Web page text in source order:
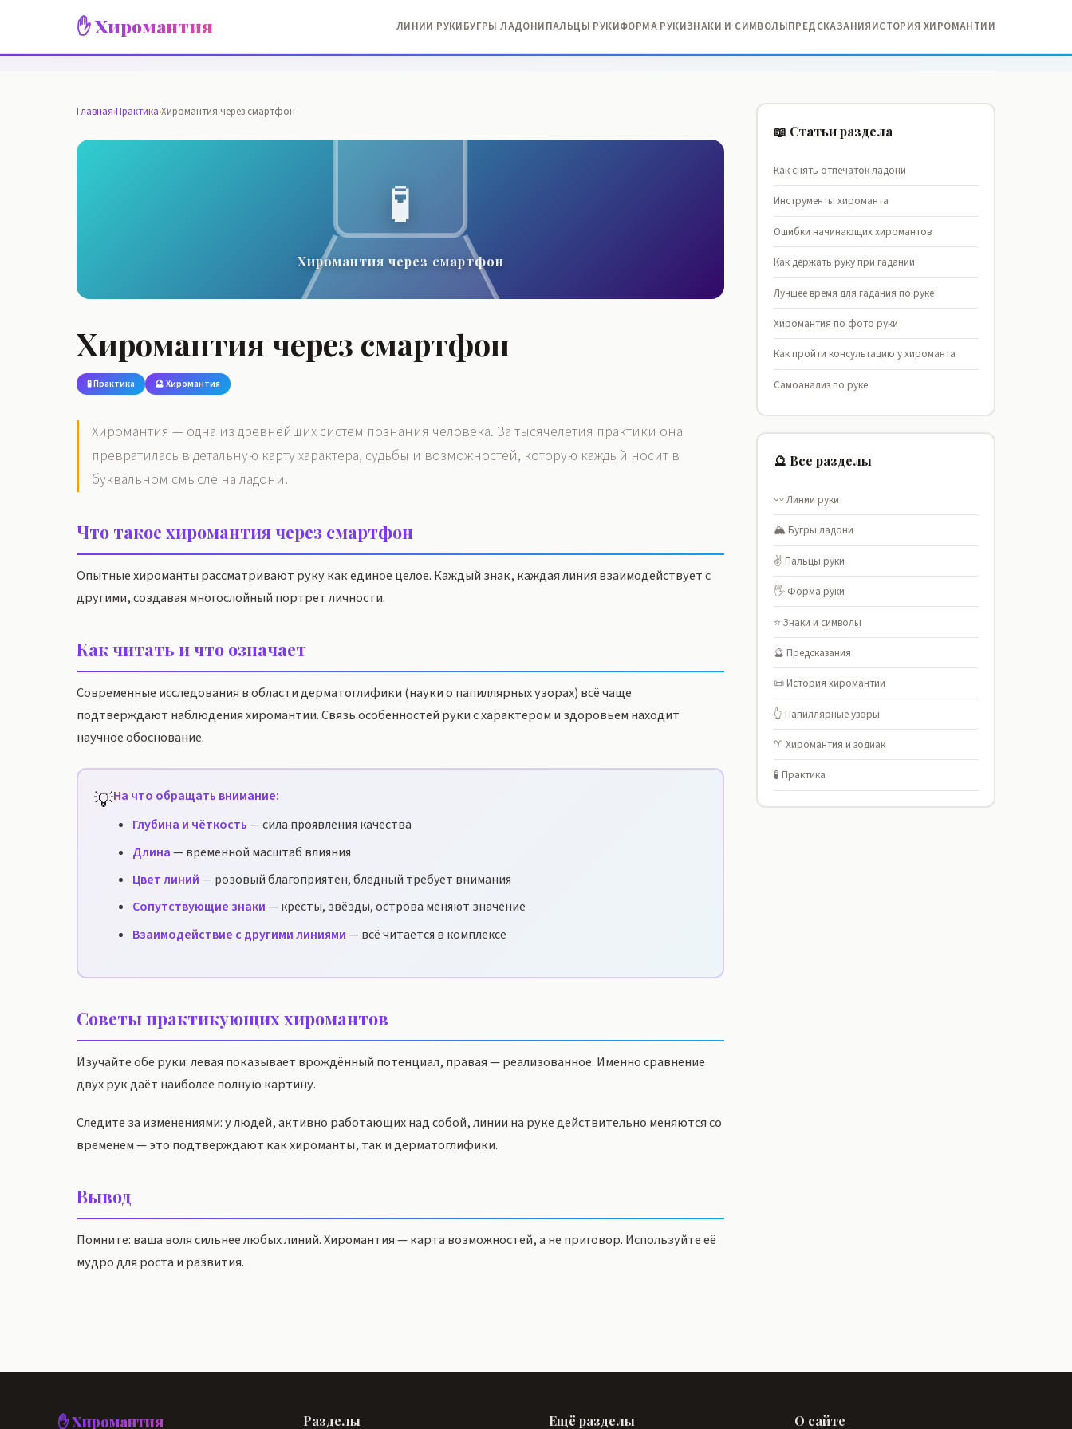
✋ Хиромантия ЛИНИИ РУКИБУГРЫ ЛАДОНИПАЛЬЦЫ РУКИФОРМА РУКИЗНАКИ И СИМВОЛЫПРЕДСКАЗАНИЯИСТОРИЯ ХИРОМАНТИИ
Главная›Практика›Хиромантия через смартфон
🧪
Хиромантия через смартфон
Хиромантия через смартфон
🧪 Практика 🔮 Хиромантия
Хиромантия — одна из древнейших систем познания человека. За тысячелетия практики она
превратилась в детальную карту характера, судьбы и возможностей, которую каждый носит в
буквальном смысле на ладони.
Что такое хиромантия через смартфон
Опытные хироманты рассматривают руку как единое целое. Каждый знак, каждая линия взаимодействует с
другими, создавая многослойный портрет личности.
Как читать и что означает
Современные исследования в области дерматоглифики (науки о папиллярных узорах) всё чаще
подтверждают наблюдения хиромантии. Связь особенностей руки с характером и здоровьем находит
научное обоснование.
💡На что обращать внимание:
Глубина и чёткость— сила проявления качества
Длина— временной масштаб влияния
Цвет линий— розовый благоприятен, бледный требует внимания
Сопутствующие знаки— кресты, звёзды, острова меняют значение
Взаимодействие с другими линиями— всё читается в комплексе
Советы практикующих хиромантов
Изучайте обе руки: левая показывает врождённый потенциал, правая — реализованное. Именно сравнение
двух рук даёт наиболее полную картину.
Следите за изменениями: у людей, активно работающих над собой, линии на руке действительно меняются со
временем — это подтверждают как хироманты, так и дерматоглифики.
Вывод
Помните: ваша воля сильнее любых линий. Хиромантия — карта возможностей, а не приговор. Используйте её
мудро для роста и развития.
📖 Статьи раздела
Как снять отпечаток ладони
Инструменты хироманта
Ошибки начинающих хиромантов
Как держать руку при гадании
Лучшее время для гадания по руке
Хиромантия по фото руки
Как пройти консультацию у хироманта
Самоанализ по руке
🔮 Все разделы
〰️ Линии руки
🏔️ Бугры ладони
✌️ Пальцы руки
🖐️ Форма руки
⭐ Знаки и символы
🔮 Предсказания
📜 История хиромантии
👆 Папиллярные узоры
♈ Хиромантия и зодиак
🧪 Практика
✋ Хиромантия Разделы Ещё разделы О сайте